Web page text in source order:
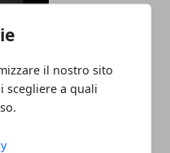
il nostro sito
scegliere a quali
5 stanno già